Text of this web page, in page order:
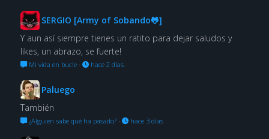
SERGIO [Army of Sobando🐸]
Y aun así siempre tienes un ratito para dejar saludos y
likes, un abrazo, se fuerte!
Mi vida en bucle· hace 2 días
Paluego
También
¿Alguien sabe qué ha pasado?· hace 3 días